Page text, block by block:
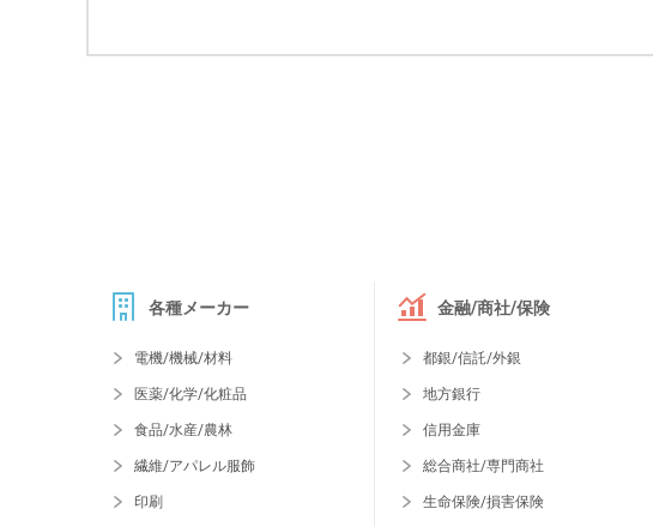
各種メーカー
電機/機械/材料
医薬/化学/化粧品
食品/水産/農林
繊維/アパレル服飾
印刷
金融/商社/保険
都銀/信託/外銀
地方銀行
信用金庫
総合商社/専門商社
生命保険/損害保険